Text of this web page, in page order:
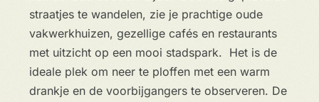
straatjes te wandelen, zie je prachtige oude
vakwerkhuizen, gezellige cafés en restaurants
met uitzicht op een mooi stadspark. Het is de
ideale plek om neer te ploffen met een warm
drankje en de voorbijgangers te observeren. De